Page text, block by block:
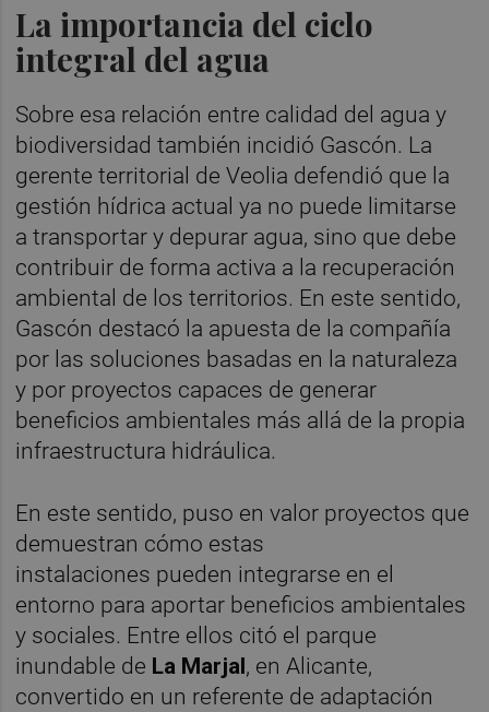
La importancia del ciclo
integral del agua
Sobre esa relación entre calidad del agua y
biodiversidad también incidió Gascón. La
gerente territorial de Veolia defendió que la
gestión hídrica actual ya no puede limitarse
a transportar y depurar agua, sino que debe
contribuir de forma activa a la recuperación
ambiental de los territorios. En este sentido,
Gascón destacó la apuesta de la compañía
por las soluciones basadas en la naturaleza
y por proyectos capaces de generar
beneficios ambientales más allá de la propia
infraestructura hidráulica.
En este sentido, puso en valor proyectos que
demuestran cómo estas
instalaciones pueden integrarse en el
entorno para aportar beneficios ambientales
y sociales. Entre ellos citó el parque
inundable de La Marjal, en Alicante,
convertido en un referente de adaptación